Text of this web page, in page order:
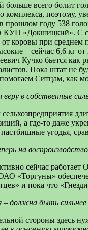
больше всего болит
поэтому,
прошлом году 538
КУП «Докшицкий». С
от коровы при
– сейчас 6,6 кг
Кучко бьется
Пока штат не
Ситцам, как
в собственные
а где-то даже
угодья,
на
сейчас
«Торгуны»
и пока что
– должна быть сильнее
стороны здесь